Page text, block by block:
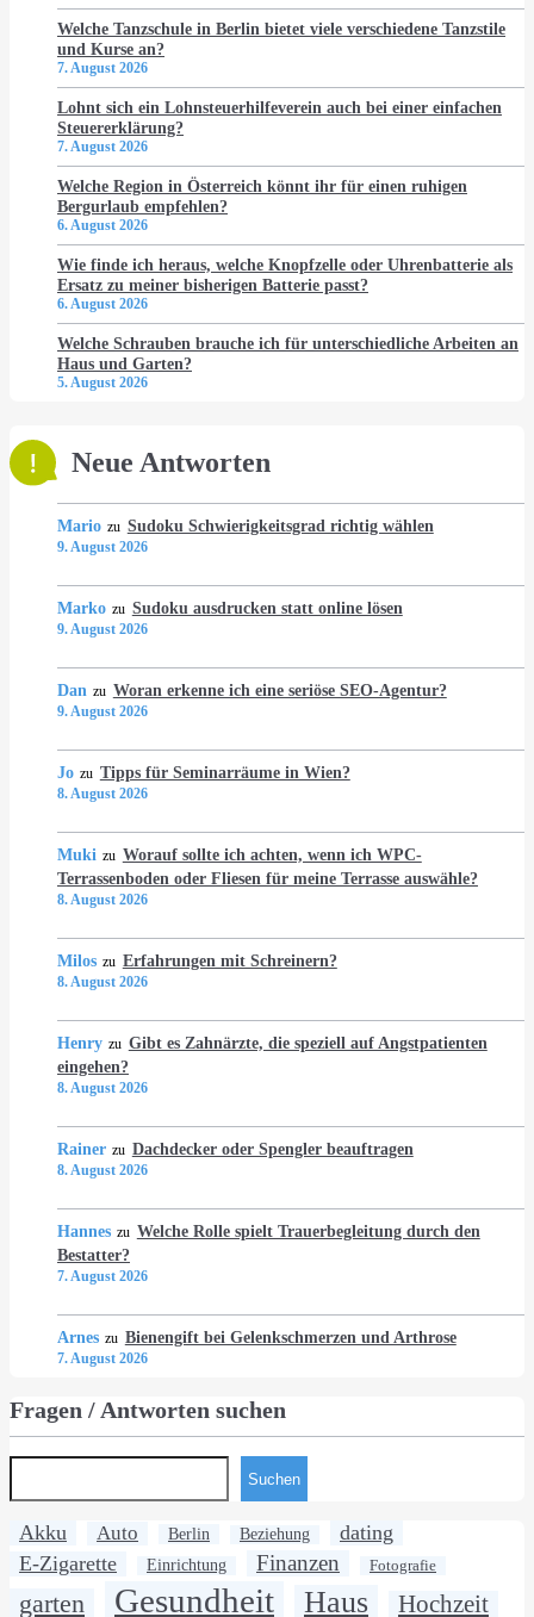
Welche Tanzschule in Berlin bietet viele verschiedene Tanzstile
und Kurse an?
7. August 2026
Lohnt sich ein Lohnsteuerhilfeverein auch bei einer einfachen
Steuererklärung?
7. August 2026
Welche Region in Österreich könnt ihr für einen ruhigen
Bergurlaub empfehlen?
6. August 2026
Wie finde ich heraus, welche Knopfzelle oder Uhrenbatterie als
Ersatz zu meiner bisherigen Batterie passt?
6. August 2026
Welche Schrauben brauche ich für unterschiedliche Arbeiten an
Haus und Garten?
5. August 2026
Neue Antworten
Mario zu Sudoku Schwierigkeitsgrad richtig wählen
9. August 2026
Marko zu Sudoku ausdrucken statt online lösen
9. August 2026
Dan zu Woran erkenne ich eine seriöse SEO-Agentur?
9. August 2026
Jo zu Tipps für Seminarräume in Wien?
8. August 2026
Muki zu Worauf sollte ich achten, wenn ich WPC-
Terrassenboden oder Fliesen für meine Terrasse auswähle?
8. August 2026
Milos zu Erfahrungen mit Schreinern?
8. August 2026
Henry zu Gibt es Zahnärzte, die speziell auf Angstpatienten
eingehen?
8. August 2026
Rainer zu Dachdecker oder Spengler beauftragen
8. August 2026
Hannes zu Welche Rolle spielt Trauerbegleitung durch den
Bestatter?
7. August 2026
Arnes zu Bienengift bei Gelenkschmerzen und Arthrose
7. August 2026
Fragen / Antworten suchen
Suchen
Akku Auto Berlin Beziehung
dating
E-Zigarette
Einrichtung Finanzen Fotografie
garten Gesundheit Haus Hochzeit